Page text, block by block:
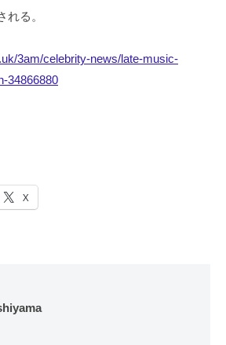
れる。
3am/celebrity-news/late-music-
34866880
X